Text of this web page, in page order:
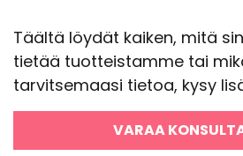
Täältä löydät kaiken, mitä
tietää tuotteistamme tai
tarvitsemaasi tietoa, kysy
VARAA